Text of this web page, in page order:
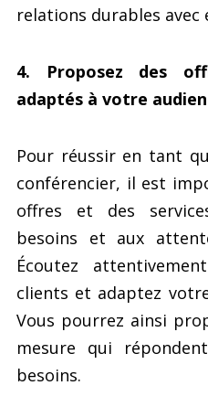
relations durables avec
4. Proposez des
adaptés à votre
Pour réussir en tant
conférencier, il est
offres et des
besoins et aux
Écoutez
clients et adaptez
Vous pourrez ainsi
mesure qui
besoins.